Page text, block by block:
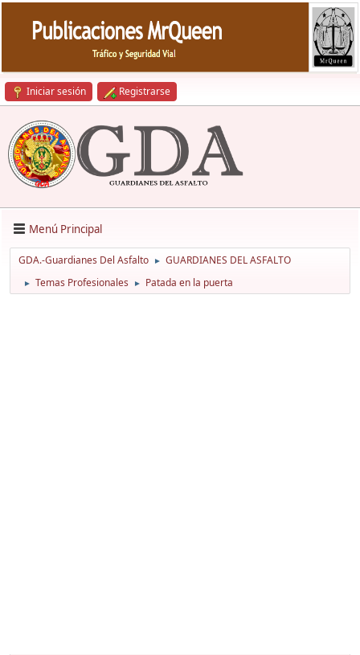
Iniciar sesión Registrarse
Menú Principal
GDA.-Guardianes Del Asfalto ► GUARDIANES DEL ASFALTO
► Temas Profesionales ► Patada en la puerta